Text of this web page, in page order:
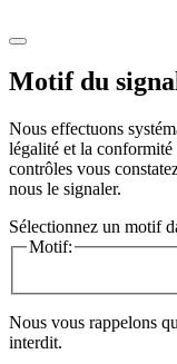
Motif du
Nous effectuons
légalité et la
contrôles vous
nous le signaler.
Sélectionnez un motif
Motif:
Nous vous rappelons
interdit.